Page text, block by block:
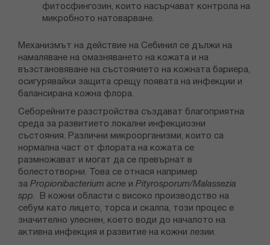
фитосфингозин, които насърчават контрола на
микробното натоварване.
Механизмът на действие на Себинил се дължи на
намаляване на омазняването на кожата и на
възстановяване на състоянието на кожната бариера,
осигурявайки защита срещу появата на инфекции и
балансирана кожна флора.
Себорейните разстройства създават благоприятна
среда за развитието локални инфекциозни
състояния. Различни микроорганизми, които са
нормална част от флората на кожата се
размножават и могат да се превърнат в
болестотворни. Това се отнася например
за Propionibacterium acne и Pityrosporum/Malassezia
spp. В кожни области с високо производство на
себум като лицето, торса и скалпа, този процес е
значително улеснен, което води до началото на
активна инфекция и развитие на кожни лезии.